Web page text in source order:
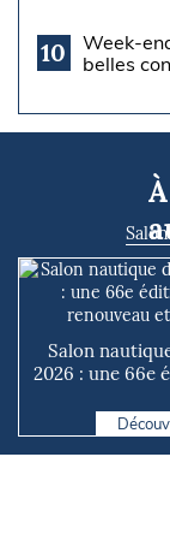
10
Week-
belles
Salon
2026 : une 66e